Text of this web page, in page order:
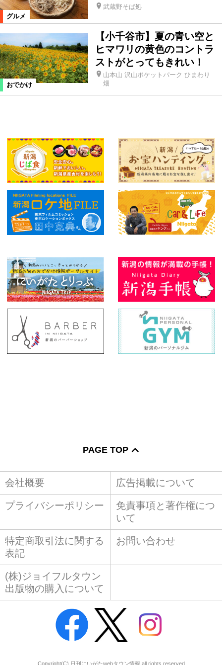
グルメ
武蔵野そば処
おでかけ
【小千谷市】夏の青い空と
ヒマワリの黄色のコントラ
ストがとってもきれい！
山本山 沢山ポケットパーク ひまわり
畑
PAGE TOP
会社概要 広告掲載について
プライバシーポリシー
免責事項と著作権につ
いて
特定商取引法に関する
表記
お問い合わせ
(株)ジョイフルタウン
出版物の購入について
Copyright(C) 日刊にいがたwebタウン情報 all rights reserved